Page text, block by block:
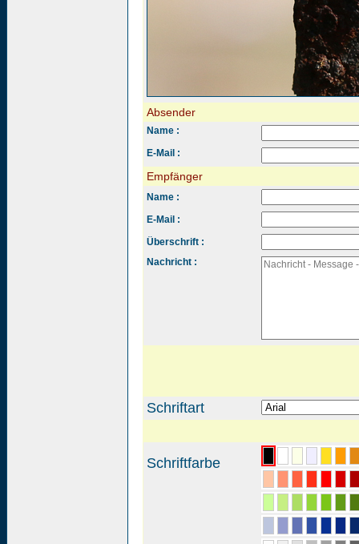
Absender
Name :
E-Mail :
Empfänger
Name :
E-Mail :
Überschrift :
Nachricht :
Schriftart
Schriftfarbe